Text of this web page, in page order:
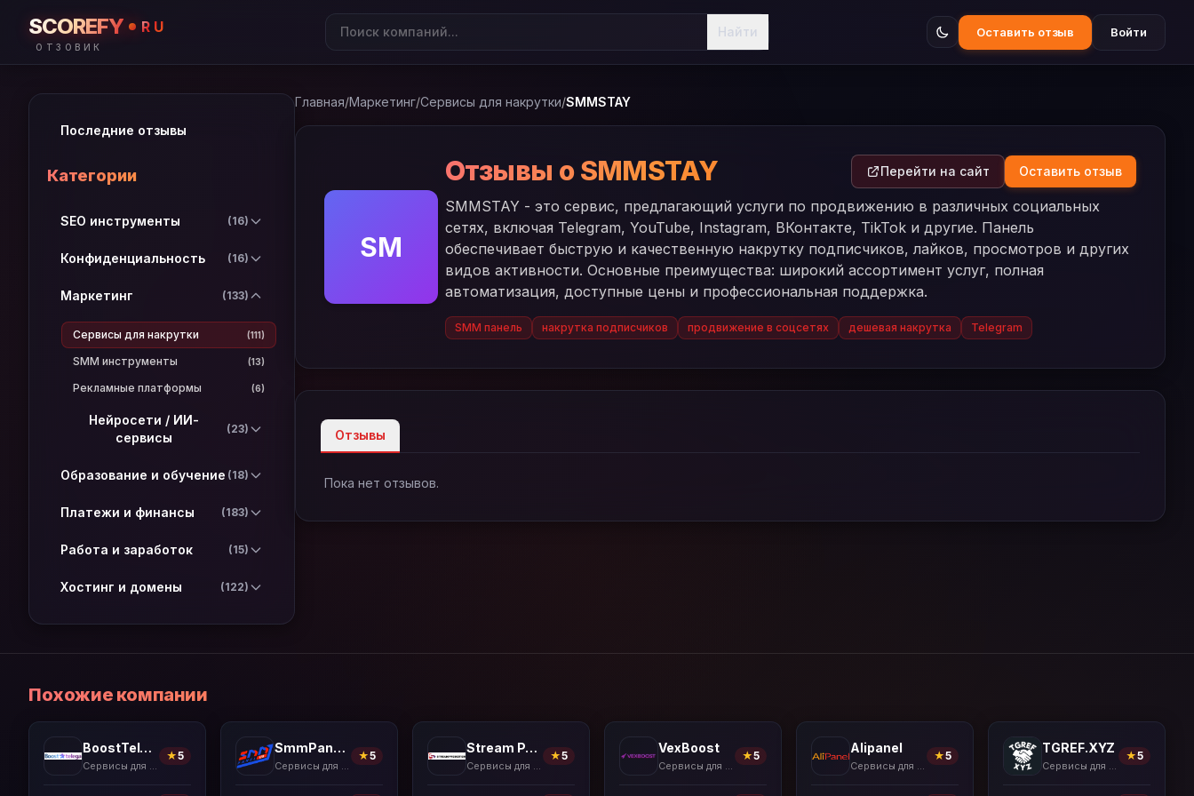
SCOREFY RU
ОТЗОВИК
Найти Оставить отзыв Войти
Последние отзывы
Категории
SEO инструменты (16)
Конфиденциальность (16)
Маркетинг (133)
Сервисы для накрутки (111)
SMM инструменты (13)
Рекламные платформы (6)
Нейросети / ИИ-
сервисы
(23)
Образование и обучение (18)
Платежи и финансы (183)
Работа и заработок (15)
Хостинг и домены (122)
Главная/Маркетинг/Сервисы для накрутки/SMMSTAY
SM
Отзывы о SMMSTAY Перейти на сайт Оставить отзыв
SMMSTAY - это сервис, предлагающий услуги по продвижению в различных социальных
сетях, включая Telegram, YouTube, Instagram, ВКонтакте, TikTok и другие. Панель
обеспечивает быструю и качественную накрутку подписчиков, лайков, просмотров и других
видов активности. Основные преимущества: широкий ассортимент услуг, полная
автоматизация, доступные цены и профессиональная поддержка.
SMM панель накрутка подписчиков продвижение в соцсетях дешевая накрутка Telegram
Отзывы
Пока нет отзывов.
Похожие компании
BoostTelega
Сервисы для накрутки
★5
SmmPanelUS
Сервисы для накрутки
★5
Stream Promotion
Сервисы для накрутки
★5
VexBoost
Сервисы для накрутки
★5
Alipanel
Сервисы для накрутки
★5
TGREF.XYZ
Сервисы для накрутки
★5